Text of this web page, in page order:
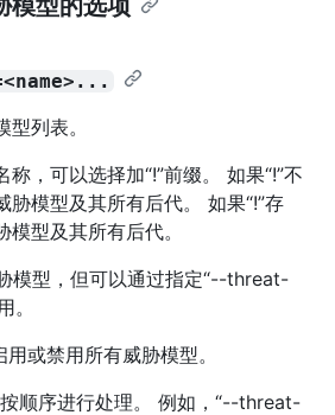
列表。
，可以选择加“!”前缀。 如果“!”不
胁模型及其所有后代。 如果“!”存
型及其所有后代。
模型，但可以通过指定“--threat-
。
或禁用所有威胁模型。
顺序进行处理。 例如，“--threat-